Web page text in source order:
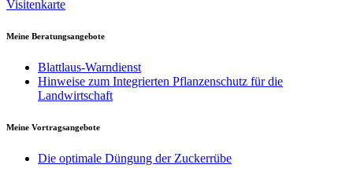
Visitenkarte
Meine Beratungsangebote
Blattlaus-Warndienst
Hinweise zum Integrierten Pflanzenschutz für die
Landwirtschaft
Meine Vortragsangebote
Die optimale Düngung der Zuckerrübe